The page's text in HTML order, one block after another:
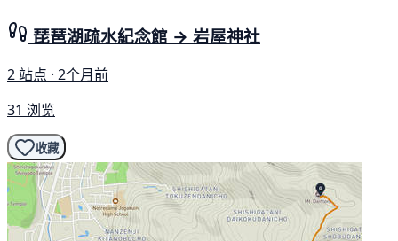
琵琶湖疏水紀念館 → 岩屋神社
2 站点 · 2个月前
31 浏览
收藏